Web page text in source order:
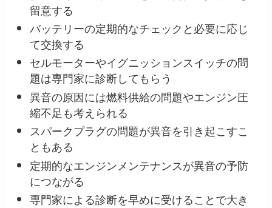
留意する
バッテリーの定期的なチェックと必要に応じ
て交換する
セルモーターやイグニッションスイッチの問
題は専門家に診断してもらう
異音の原因には燃料供給の問題やエンジン圧
縮不足も考えられる
スパークプラグの問題が異音を引き起こすこ
ともある
定期的なエンジンメンテナンスが異音の予防
につながる
専門家による診断を早めに受けることで大き